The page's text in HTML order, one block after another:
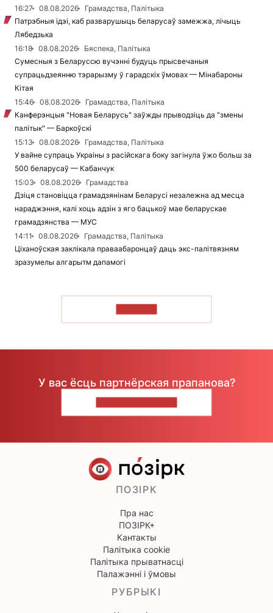
16:27
08.08.2026
Грамадства, Палітыка
Патрэбныя ідэі, каб разварушыць беларусаў замежжа, лічыць
Лябедзька
16:18
08.08.2026
Бяспека, Палітыка
Сумесныя з Беларуссю вучэнні будуць прысвечаныя
супрацьдзеянню тэрарызму ў гарадскіх ўмовах — Мінабароны
Кітая
15:46
08.08.2026
Грамадства, Палітыка
Канферэнцыя "Новая Беларусь" заўжды прыводзіць да "змены
палітык" — Баркоўскі
15:13
08.08.2026
Грамадства, Палітыка
У вайне супраць Украіны з расійскага боку загінула ўжо больш за
500 беларусаў — Кабанчук
15:03
08.08.2026
Грамадства
Дзіця становіцца грамадзянінам Беларусі незалежна ад месца
нараджэння, калі хоць адзін з яго бацькоў мае беларускае
грамадзянства — МУС
14:11
08.08.2026
Грамадства, Палітыка
Ціханоўская заклікала праваабаронцаў даць экс-палітвязням
зразумелы алгарытм дапамогі
У вас ёсць партнёрская прапанова?
ПОЗІРК
Пра нас
ПОЗІРК+
Кантакты
Палітыка cookie
Палітыка прыватнасці
Палажэнні і ўмовы
РУБРЫКІ